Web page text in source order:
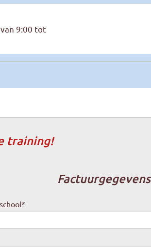
9:00 tot
training!
Factuurgegevens
*